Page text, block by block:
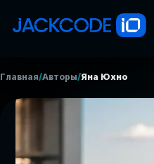
Главная/Авторы/Яна Юхно